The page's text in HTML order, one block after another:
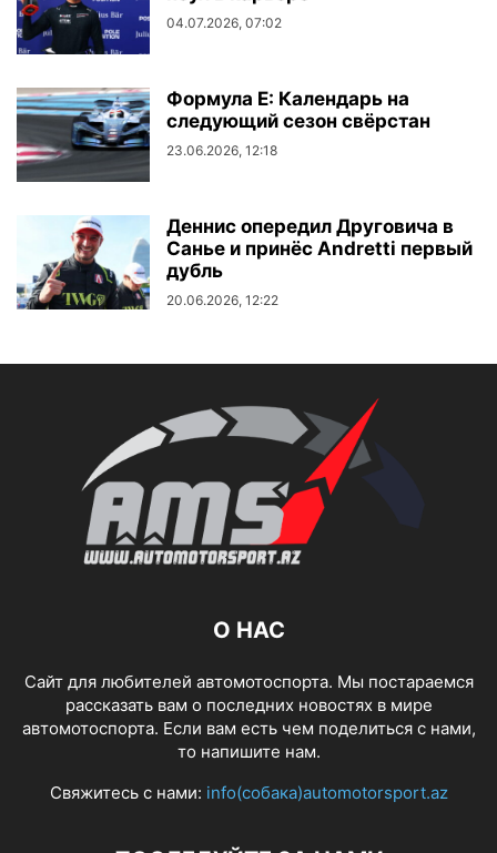
04.07.2026, 07:02
Формула E: Календарь на
следующий сезон свёрстан
23.06.2026, 12:18
Деннис опередил Друговича в
Санье и принёс Andretti первый
дубль
20.06.2026, 12:22
О НАС
Сайт для любителей автомотоспорта. Мы постараемся
рассказать вам о последних новостях в мире
автомотоспорта. Если вам есть чем поделиться с нами,
то напишите нам.
Свяжитесь с нами: info(собака)automotorsport.az